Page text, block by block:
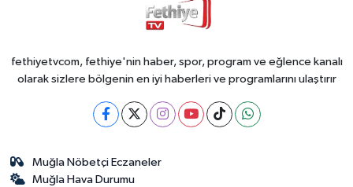
fethiyetvcom, fethiye'nin haber, spor, program ve eğlence kanalı
olarak sizlere bölgenin en iyi haberleri ve programlarını ulaştırır
Muğla Nöbetçi Eczaneler
Muğla Hava Durumu